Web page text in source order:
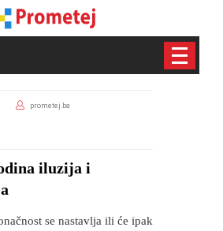
prometej.ba
iluzija i
se nastavlja ili će ipak